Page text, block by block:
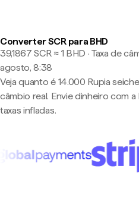
Converter SCR para BHD
39,1867 SCR ≈ 1 BHD · Taxa de
agosto, 8:38
Veja quanto é 14.000 Rupia
câmbio real. Envie dinheiro com
taxas infladas.